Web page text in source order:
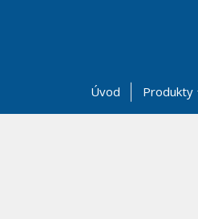
Úvod Produkty